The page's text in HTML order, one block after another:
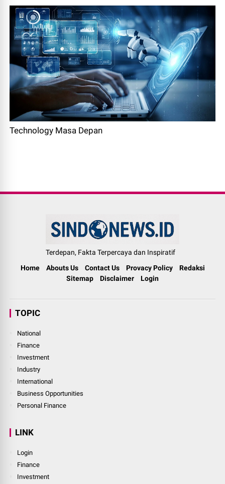
Technology Masa Depan
Terdepan, Fakta Terpercaya dan Inspiratif
Home
Abouts Us Contact Us Provacy Policy
Redaksi
Sitemap
Disclaimer Login
TOPIC
National
Finance
Investment
Industry
International
Business Opportunities
Personal Finance
LINK
Login
Finance
Investment